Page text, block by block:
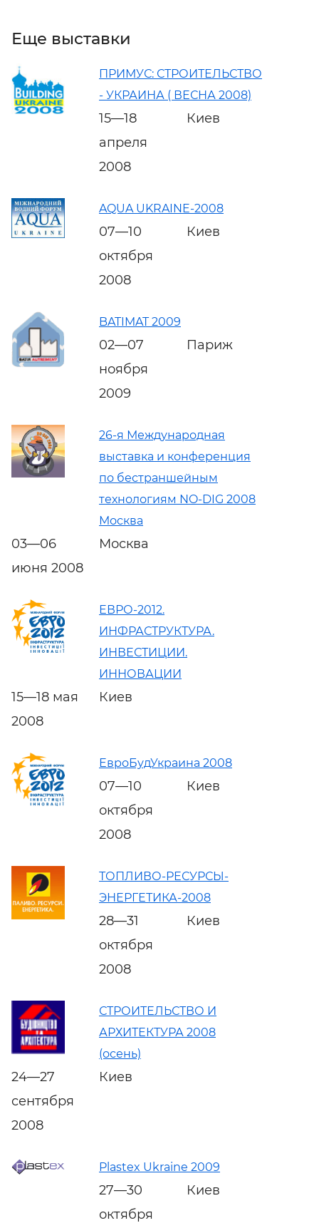
Еще выставки
ПРИМУС: СТРОИТЕЛЬСТВО
- УКРАИНА ( ВЕСНА 2008)
15—18
апреля
2008
Киев
AQUA UKRAINE-2008
07—10
октября
2008
Киев
BATIMAT 2009
02—07
ноября
2009
Париж
26-я Международная
выставка и конференция
по бестраншейным
технологиям NO-DIG 2008
Москва
03—06
июня 2008
Москва
ЕВРО-2012.
ИНФРАСТРУКТУРА.
ИНВЕСТИЦИИ.
ИННОВАЦИИ
15—18 мая
2008
Киев
ЕвроБудУкраина 2008
07—10
октября
2008
Киев
ТОПЛИВО-РЕСУРСЫ-
ЭНЕРГЕТИКА-2008
28—31
октября
2008
Киев
СТРОИТЕЛЬСТВО И
АРХИТЕКТУРА 2008
(осень)
24—27
сентября
2008
Киев
Plastex Ukraine 2009
27—30
октября
Киев